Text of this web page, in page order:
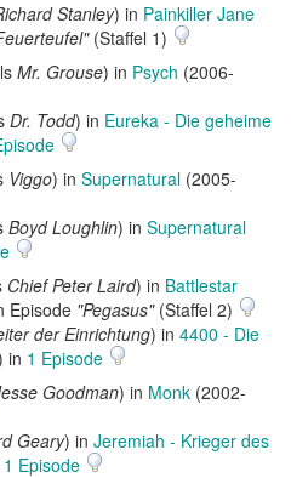
Stanley) in Painkiller Jane
(Staffel 1)
Mr. Grouse) in Psych (2006-
Dr. Todd) in Eureka - Die geheime
Viggo) in Supernatural (2005-
Boyd Loughlin) in Supernatural
Chief Peter Laird) in Battlestar
Episode "Pegasus"(Staffel 2)
der Einrichtung) in 4400 - Die
in 1 Episode
Goodman) in Monk (2002-
Geary) in Jeremiah - Krieger des
1 Episode